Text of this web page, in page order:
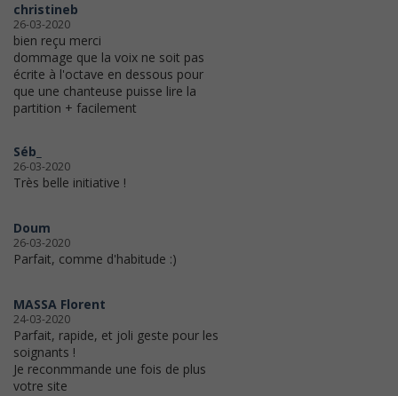
christineb
26-03-2020
bien reçu merci
dommage que la voix ne soit pas
écrite à l'octave en dessous pour
que une chanteuse puisse lire la
partition + facilement
Séb_
26-03-2020
Très belle initiative !
Doum
26-03-2020
Parfait, comme d'habitude :)
MASSA Florent
24-03-2020
Parfait, rapide, et joli geste pour les
soignants !
Je reconmmande une fois de plus
votre site